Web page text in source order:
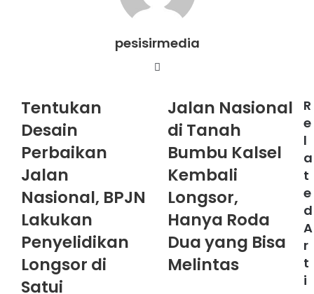
pesisirmedia
Website
Tentukan
Desain
Perbaikan
Jalan
Nasional, BPJN
Lakukan
Penyelidikan
Longsor di
Satui
Jalan Nasional
di Tanah
Bumbu Kalsel
Kembali
Longsor,
Hanya Roda
Dua yang Bisa
Melintas
R
e
l
a
t
e
d
A
r
t
i